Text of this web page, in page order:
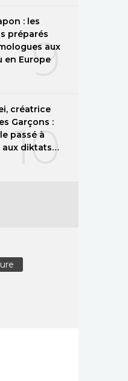
9
: les
préparés
aux
en Europe
10
créatrice
Garçons :
passé à
diktats